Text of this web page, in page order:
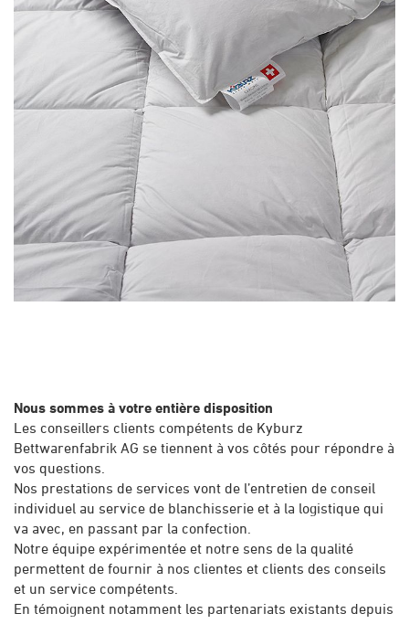
Nous sommes à votre entière disposition
Les conseillers clients compétents de Kyburz
Bettwarenfabrik AG se tiennent à vos côtés pour répondre à
vos questions.
Nos prestations de services vont de l’entretien de conseil
individuel au service de blanchisserie et à la logistique qui
va avec, en passant par la confection.
Notre équipe expérimentée et notre sens de la qualité
permettent de fournir à nos clientes et clients des conseils
et un service compétents.
En témoignent notamment les partenariats existants depuis